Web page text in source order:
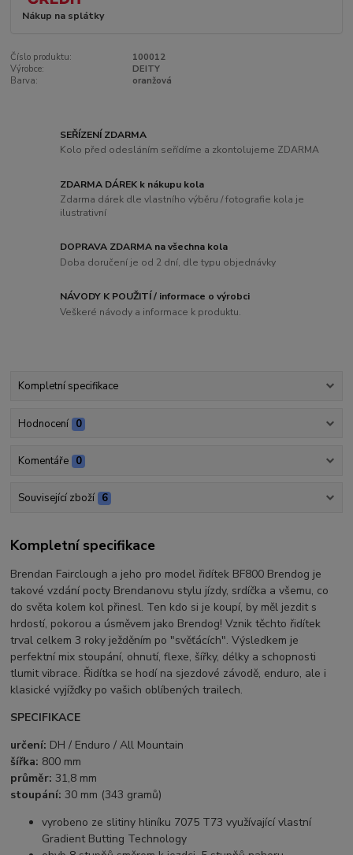
Nákup na splátky
Číslo produktu:
100012
Výrobce:
DEITY
Barva:
oranžová
SEŘÍZENÍ ZDARMA
Kolo před odesláním seřídíme a zkontolujeme ZDARMA
ZDARMA DÁREK k nákupu kola
Zdarma dárek dle vlastního výběru / fotografie kola je
ilustrativní
DOPRAVA ZDARMA na všechna kola
Doba doručení je od 2 dní, dle typu objednávky
NÁVODY K POUŽITÍ / informace o výrobci
Veškeré návody a informace k produktu.
Kompletní specifikace
Hodnocení 0
Komentáře 0
Související zboží 6
Kompletní specifikace
Brendan Fairclough a jeho pro model řidítek BF800 Brendog je
takové vzdání pocty Brendanovu stylu jízdy, srdíčka a všemu, co
do světa kolem kol přinesl. Ten kdo si je koupí, by měl jezdit s
hrdostí, pokorou a úsměvem jako Brendog! Vznik těchto řidítek
trval celkem 3 roky ježděním po "svěťácích". Výsledkem je
perfektní mix stoupání, ohnutí, flexe, šířky, délky a schopnosti
tlumit vibrace. Řidítka se hodí na sjezdové závodě, enduro, ale i
klasické vyjížďky po vašich oblíbených trailech.
SPECIFIKACE
určení: DH / Enduro / All Mountain
šířka: 800 mm
průměr: 31,8 mm
stoupání: 30 mm (343 gramů)
vyrobeno ze slitiny hliníku 7075 T73 využívající vlastní
Gradient Butting Technology